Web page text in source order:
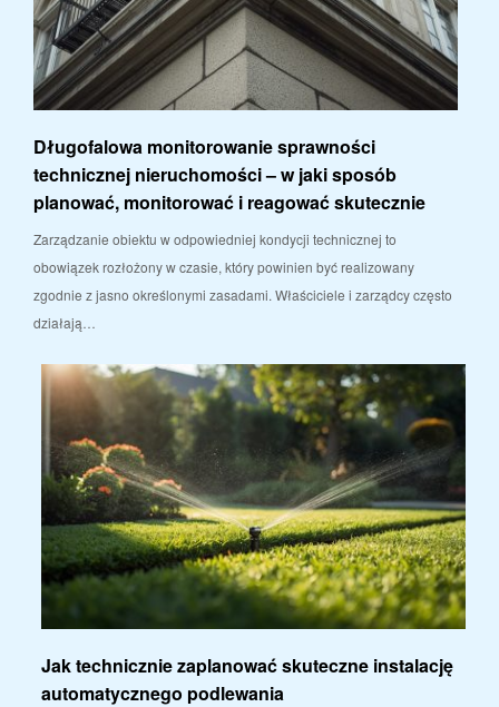
Długofalowa monitorowanie sprawności
technicznej nieruchomości – w jaki sposób
planować, monitorować i reagować skutecznie
Zarządzanie obiektu w odpowiedniej kondycji technicznej to
obowiązek rozłożony w czasie, który powinien być realizowany
zgodnie z jasno określonymi zasadami. Właściciele i zarządcy często
działają…
Jak technicznie zaplanować skuteczne instalację
automatycznego podlewania